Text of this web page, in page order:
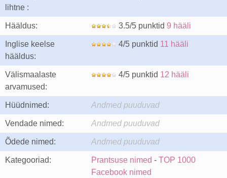
lihtne :
Hääldus: 3.5/5 punktid 9 hääli
Inglise keelse
hääldus:
4/5 punktid 11 hääli
Välismaalaste
arvamused:
4/5 punktid 12 hääli
Hüüdnimed: Andmed puuduvad
Vendade nimed: Andmed puuduvad
Õdede nimed: Andmed puuduvad
Kategooriad: Prantsuse nimed - TOP 1000
Facebook nimed